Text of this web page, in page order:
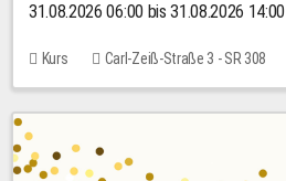
31.08.2026 06:00 bis 31.08.2026 14:00
Kurs Carl-Zeiß-Straße 3 - SR 308